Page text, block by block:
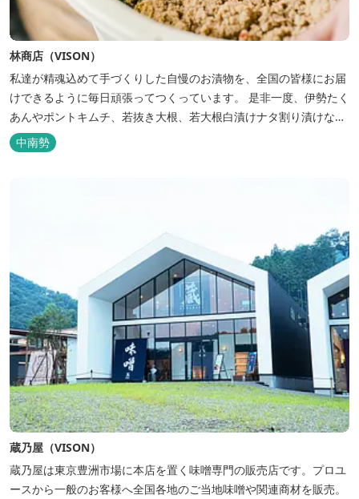
林商店（VISON）
私達が精魂込めて手づくりした自慢のお漬物を、全国の皆様にお届
けできるように毎日頑張ってつくっています。 是非一度、伊勢たく
あんやポントキムチ、若抜き大根、若大根白漬けナタ割り漬けなど
を食べてください。 商品すべてが、自信を持っておすすめできる自
慢のお漬物です。
中南勢
蔵乃屋（VISON）
蔵乃屋は東京豊洲市場に本店を置く味噌専門の販売店です。プロユ
ースから一般のお客様へ全国各地のご当地味噌や関連商材を販売。